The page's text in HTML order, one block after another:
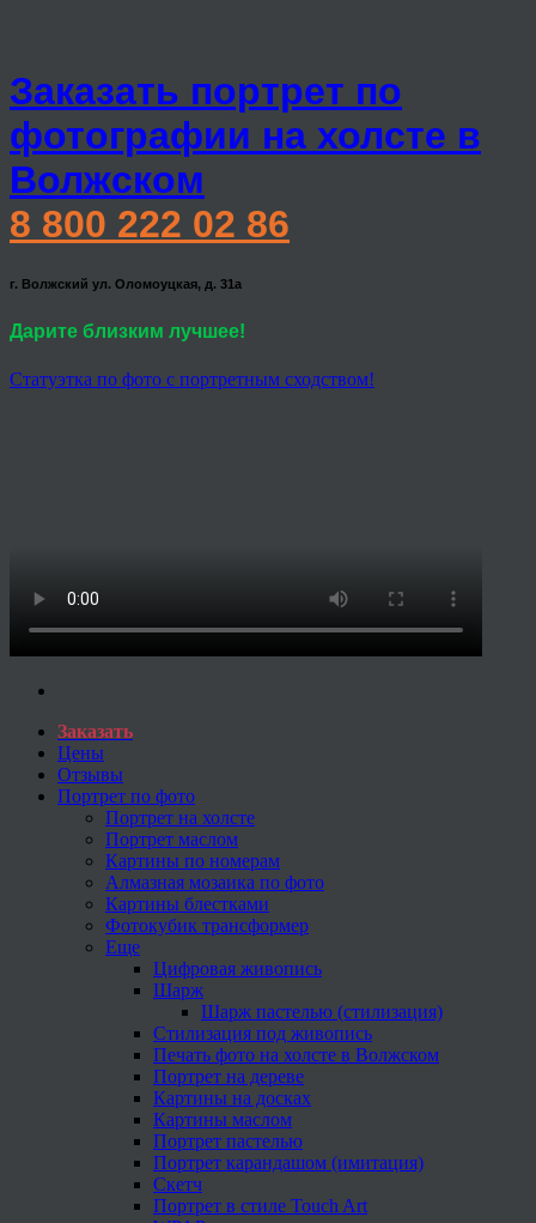
Заказать портрет по
фотографии на холсте в
Волжском
8 800 222 02 86
г. Волжский ул. Оломоуцкая, д. 31а
Дарите близким лучшее!
Статуэтка по фото с портретным сходством!
Заказать
Цены
Отзывы
Портрет по фото
Портрет на холсте
Портрет маслом
Картины по номерам
Алмазная мозаика по фото
Картины блестками
Фотокубик трансформер
Еще
Цифровая живопись
Шарж
Шарж пастелью (стилизация)
Стилизация под живопись
Печать фото на холсте в Волжском
Портрет на дереве
Картины на досках
Картины маслом
Портрет пастелью
Портрет карандашом (имитация)
Скетч
Портрет в стиле Touch Art